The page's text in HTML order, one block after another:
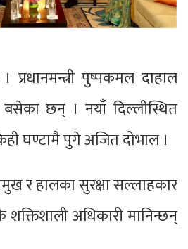
पुष्पकमल दाहाल
बसेका छन् । नयाँ दिल्लीस्थित
घण्टामै पुगे अजित दोभाल ।
र हालका सुरक्षा सल्लाहकार
अधिकारी मानिन्छन्